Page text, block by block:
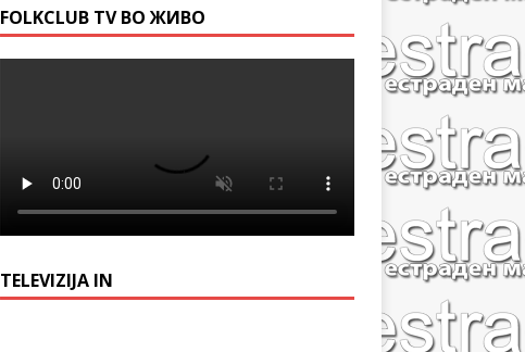
FOLKCLUB TV ВО ЖИВО
TELEVIZIJA IN